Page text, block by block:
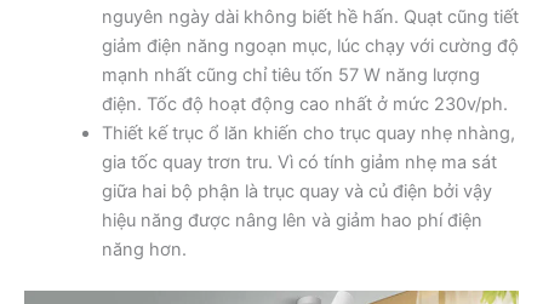
nguyên ngày dài không biết hề hấn. Quạt cũng tiết
giảm điện năng ngoạn mục, lúc chạy với cường độ
mạnh nhất cũng chỉ tiêu tốn 57 W năng lượng
điện. Tốc độ hoạt động cao nhất ở mức 230v/ph.
Thiết kế trục ổ lăn khiến cho trục quay nhẹ nhàng,
gia tốc quay trơn tru. Vì có tính giảm nhẹ ma sát
giữa hai bộ phận là trục quay và củ điện bởi vậy
hiệu năng được nâng lên và giảm hao phí điện
năng hơn.